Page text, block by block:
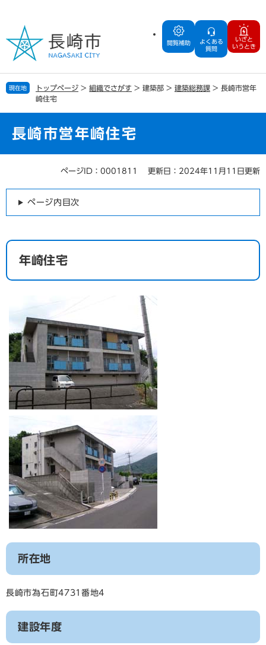
の
で
す
ー
ば
し
閲覧補助
よくある
質問
いざと
いうとき
現在地 トップページ > 組織でさがす > 建築部 > 建築総務課 > 長崎市営年
崎住宅
長崎市営年崎住宅
ページID：0001811 更新日：2024年11月11日更新
ページ内目次
年崎住宅
所在地
長崎市為石町4731番地4
建設年度